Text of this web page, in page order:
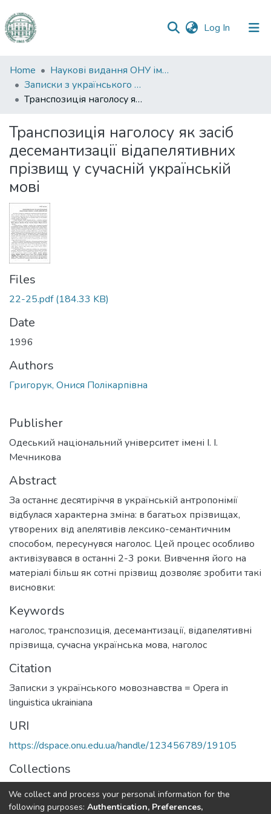
Log In (current)
Communities
&
Collections
Statistics
Home
Наукові видання ОНУ імені І. І. Мечникова
Записки з українського мовознавства
Транспозиція наголосу як засіб десемантизації відапелятивних прізвищ у сучасній українській мові
Транспозиція наголосу як засіб
десемантизації відапелятивних
прізвищ у сучасній українській
мові
Files
22-25.pdf(184.33 KB)
Date
1996
Authors
Григорук, Онися Полікарпівна
Publisher
Одеський національний університет імені І. І.
Мечникова
Abstract
За останнє десятиріччя в українській антропонімії
відбулася характерна зміна: в багатьох прізвищах,
утворених від апелятивів лексико-семантичним
способом, пересунувся наголос. Цей процес особливо
активізувався в останні 2-3 роки. Вивчення його на
матеріалі більш як сотні прізвищ дозволяє зробити такі
висновки:
Keywords
наголос, транспозиція, десемантизації, відапелятивні
прізвища, сучасна українська мова, наголос
Citation
Записки з українського мовознавства = Opera in
linguistica ukrainiana
URI
https://dspace.onu.edu.ua/handle/123456789/19105
Collections
Записки з українського мовознавства
We collect and process your personal information for the
following purposes: Authentication, Preferences,